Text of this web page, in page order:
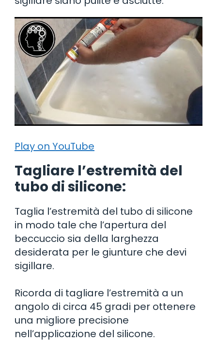
Play on YouTube
Tagliare l’estremità del
tubo di silicone:
Taglia l’estremità del tubo di silicone
in modo tale che l’apertura del
beccuccio sia della larghezza
desiderata per le giunture che devi
sigillare.
Ricorda di tagliare l’estremità a un
angolo di circa 45 gradi per ottenere
una migliore precisione
nell’applicazione del silicone.